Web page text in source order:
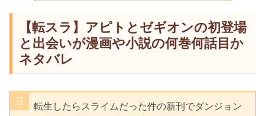
【転スラ】アピトとゼギオンの初登場
と出会いが漫画や小説の何巻何話目か
ネタバレ
転生したらスライムだった件の新刊でダンジョン